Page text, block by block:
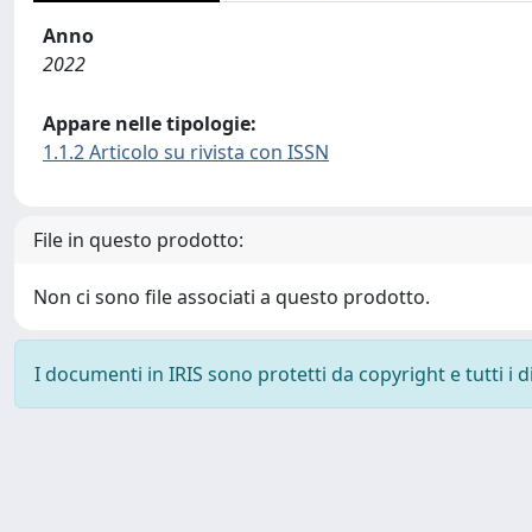
Anno
2022
Appare nelle tipologie:
1.1.2 Articolo su rivista con ISSN
File in questo prodotto:
Non ci sono file associati a questo prodotto.
I documenti in IRIS sono protetti da copyright e tutti i